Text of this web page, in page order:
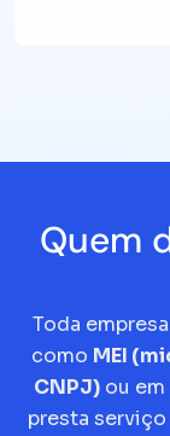
Quem
Toda
como MEI
CNPJ)ou em
presta